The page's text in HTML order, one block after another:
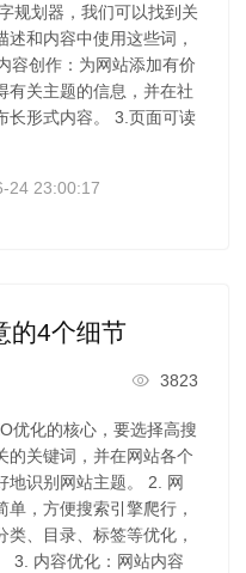
规划器，我们可以找到关
和内容中使用这些词，
容创作：为网站添加有价
有关主题的信息，并在社
长形式内容。 3.页面可读
24 23:00:17
的4个细节
3823
优化的核心，要选择高搜
的关键词，并在网站各个
地识别网站主题。 2. 网
，方便搜索引擎爬行，
、目录、标签等优化，
3. 内容优化：网站内容